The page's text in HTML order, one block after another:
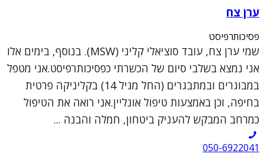
ערן צח
פסיכותרפיסט
שמי ערן צח, עובד סוציאלי קליני (MSW). בנוסף, בימים אלו
אני נמצא בשלבי סיום של הכשרתי כפסיכותרפיסט.אני מטפל
במבוגרים ובמתבגרים (החל מגיל 14) בקליניקה פרטית
בחיפה, וכן באמצעות טיפול אונליין.אני רואה את הטיפול
כמרחב המבקש להעניק ביטחון, חמלה והבנה ...
050-6922041